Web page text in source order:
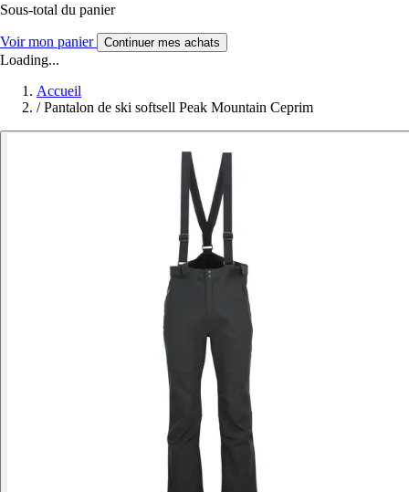
Sous-total du panier
Voir mon panier Continuer mes achats
Loading...
Accueil
/ Pantalon de ski softsell Peak Mountain Ceprim